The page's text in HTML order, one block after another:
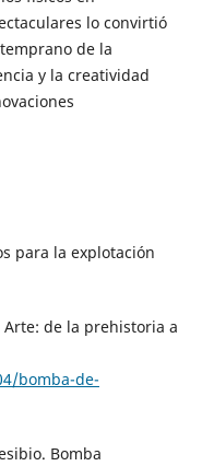
lo convirtió
de la
y la creatividad
para la explotación
Arte: de la prehistoria a
bomba-de-
Bomba